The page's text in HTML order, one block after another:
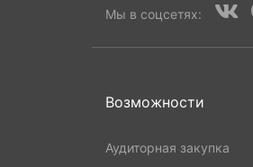
Мы в соцсетях:
Возможности
Аудиторная закупка